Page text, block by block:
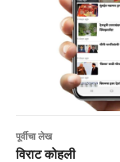
पूर्वीचा लेख
विराट कोहली